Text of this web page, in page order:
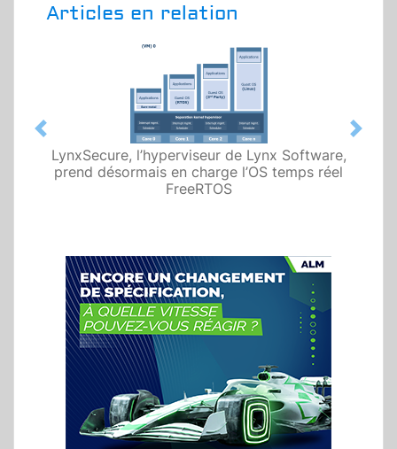
Articles en relation
LynxSecure, l’hyperviseur de Lynx Software,
prend désormais en charge l’OS temps réel
FreeRTOS
Previous Next